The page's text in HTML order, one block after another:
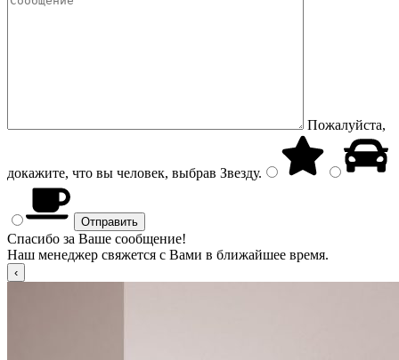
Пожалуйста,
докажите, что вы человек, выбрав Звезду.
Спасибо за Ваше сообщение!
Наш менеджер свяжется с Вами в ближайшее время.